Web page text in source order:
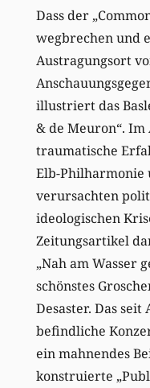
Dass der
wegbrechen und
Austragungsort
illustriert das
& de Meuron“. Im
traumatische
Elb-Philharmonie
verursachten
ideologischen
Zeitungsartikel
„Nah am Wasser
schönstes
Desaster. Das
befindliche
ein mahnendes
konstruierte